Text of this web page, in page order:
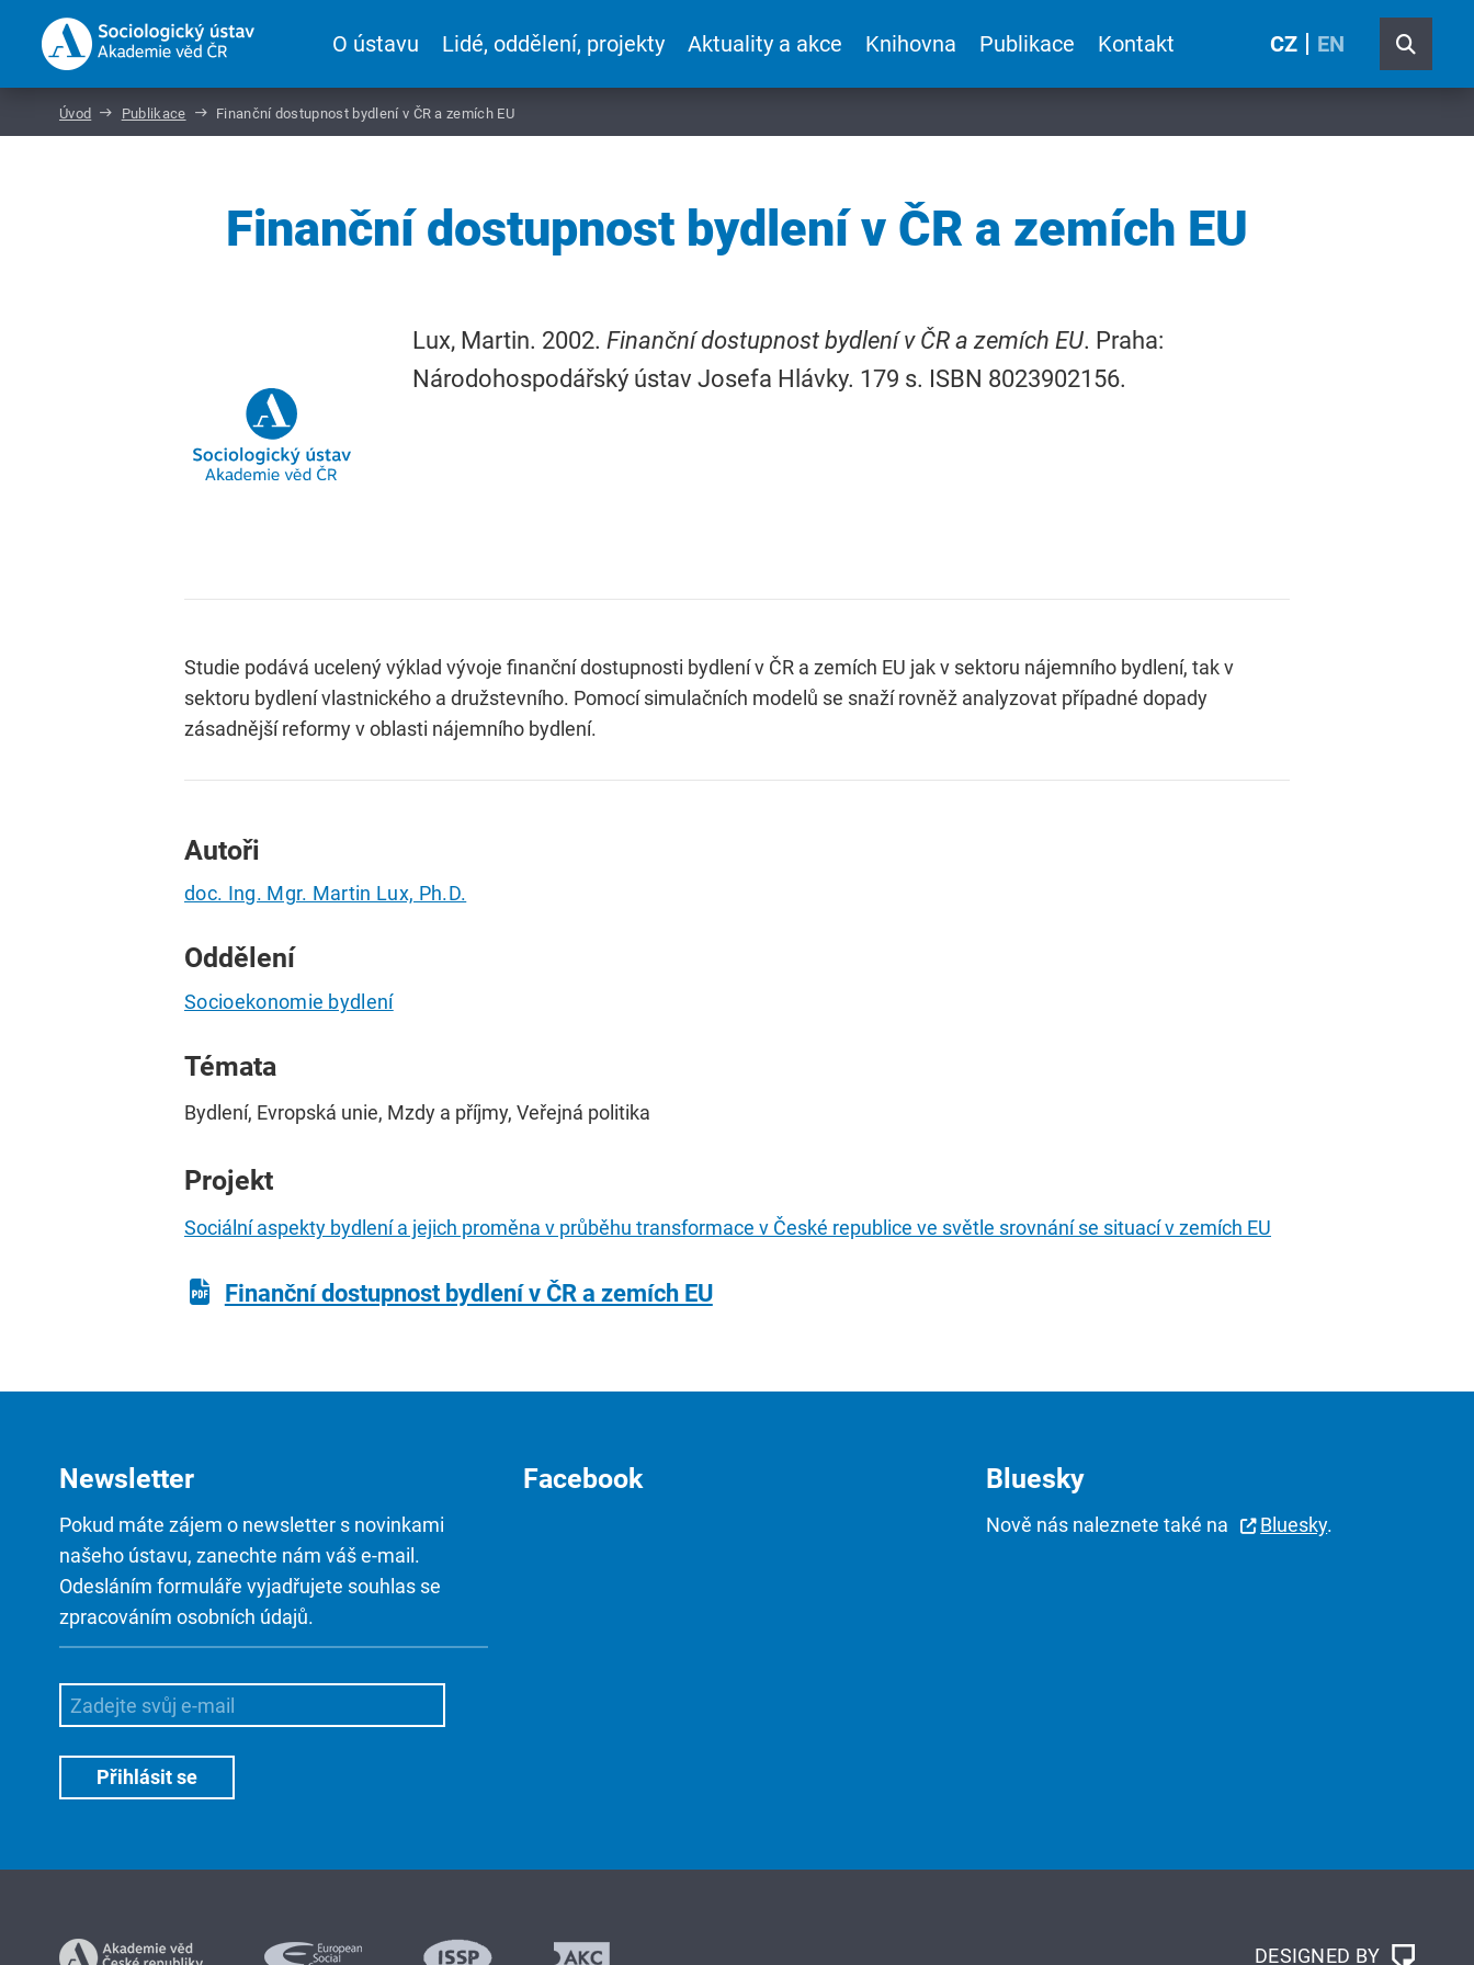
O ústavu Lidé, oddělení, projekty Aktuality a akce Knihovna Publikace Kontakt CZ EN
Úvod Publikace Finanční dostupnost bydlení v ČR a zemích EU
Finanční dostupnost bydlení v ČR a zemích EU
Lux, Martin. 2002. Finanční dostupnost bydlení v ČR a zemích EU. Praha:
Národohospodářský ústav Josefa Hlávky. 179 s. ISBN 8023902156.
Studie podává ucelený výklad vývoje finanční dostupnosti bydlení v ČR a zemích EU jak v sektoru nájemního bydlení, tak v
sektoru bydlení vlastnického a družstevního. Pomocí simulačních modelů se snaží rovněž analyzovat případné dopady
zásadnější reformy v oblasti nájemního bydlení.
Autoři
doc. Ing. Mgr. Martin Lux, Ph.D.
Oddělení
Socioekonomie bydlení
Témata
Bydlení, Evropská unie, Mzdy a příjmy, Veřejná politika
Projekt
Sociální aspekty bydlení a jejich proměna v průběhu transformace v České republice ve světle srovnání se situací v zemích EU
Finanční dostupnost bydlení v ČR a zemích EU
Newsletter
Pokud máte zájem o newsletter s novinkami
našeho ústavu, zanechte nám váš e-mail.
Odesláním formuláře vyjadřujete souhlas se
zpracováním osobních údajů.
Facebook Bluesky
Nově nás naleznete také na Bluesky.
DESIGNED BY